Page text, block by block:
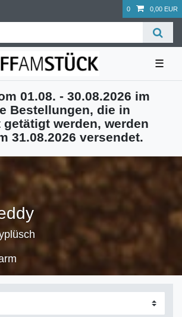
0 0,00 EUR
☰
01.08. - 30.08.2026 im
Bestellungen, die in
getätigt werden, werden
31.08.2026 versendet.